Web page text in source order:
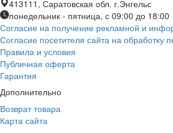
413111, Саратовская обл. г.Энгельс
понедельник - пятница, с 09:00 до 18:00
Согласие на получение рекламной и
Согласие посетителя сайта на обработку
Правила и условия
Публичная оферта
Гарантия
Дополнительно
Возврат товара
Карта сайта